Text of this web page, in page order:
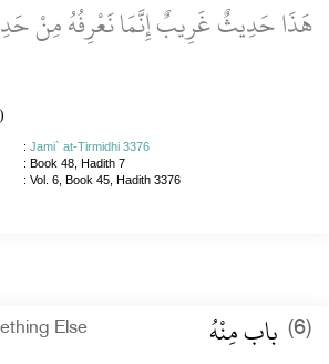
هَذَا حَدِيثٌ غَرِيبٌ إِنَّمَا نَعْرِفُهُ مِنْ
: Jami` at-Tirmidhi 3376
: Book 48, Hadith 7
: Vol. 6, Book 45, Hadith 3376
Else (6) باب مِنْهُ ‏